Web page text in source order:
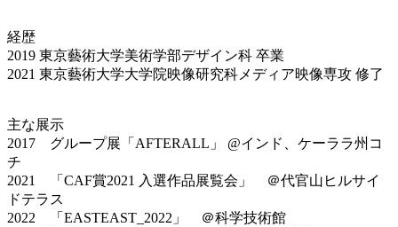
経歴
2019 東京藝術大学美術学部デザイン科 卒業
2021 東京藝術大学大学院映像研究科メディア映像専攻 修了
主な展示
2017 グループ展「AFTERALL」 @インド、ケーララ州コ
チ
2021 「CAF賞2021 入選作品展覧会」 ＠代官山ヒルサイ
ドテラス
2022 「EASTEAST_2022」 ＠科学技術館